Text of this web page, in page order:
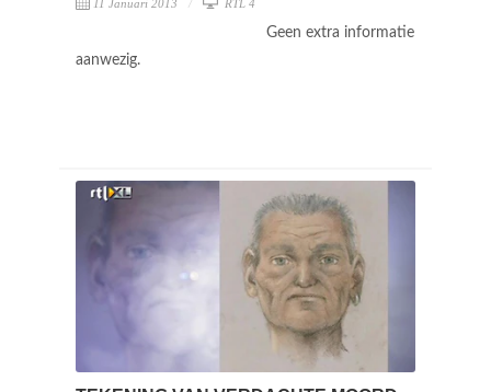
11 Januari 2013 RTL 4
Geen extra informatie
aanwezig.